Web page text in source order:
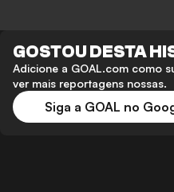
GOSTOU DESTA
Adicione a GOAL.com como
ver mais reportagens nossas.
Siga a GOAL no